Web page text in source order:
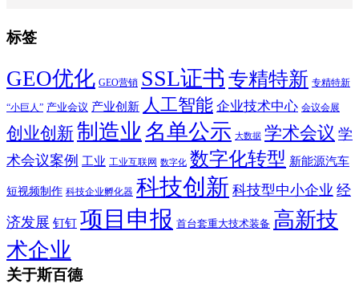
标签
GEO优化 GEO营销 SSL证书 专精特新 专精特新
“小巨人” 产业会议 产业创新 人工智能 企业技术中心 会议会展
创业创新制造业 名单公示 大数据 学术会议 学
术会议案例 工业 工业互联网 数字化 数字化转型 新能源汽车
短视频制作 科技企业孵化器 科技创新 科技型中小企业 经
济发展 钉钉 项目申报 首台套重大技术装备 高新技
术企业
关于斯百德